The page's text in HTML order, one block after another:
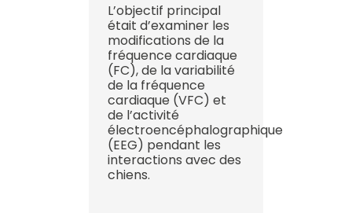
L’objectif principal
était d’examiner les
modifications de la
fréquence cardiaque
(FC), de la variabilité
de la fréquence
cardiaque (VFC) et
de l’activité
électroencéphalographique
(EEG) pendant les
interactions avec des
chiens.